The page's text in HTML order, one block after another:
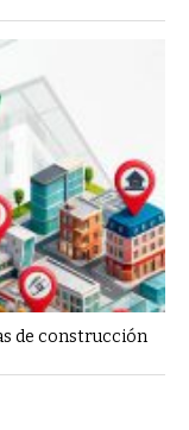
de construcción